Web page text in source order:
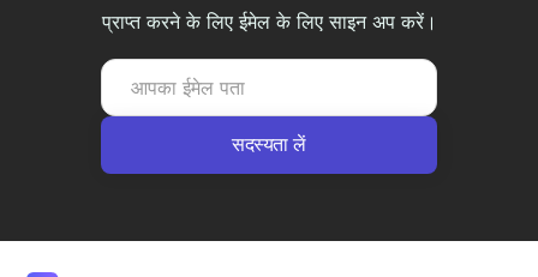
प्राप्त करने के लिए ईमेल के लिए साइन अप करें।